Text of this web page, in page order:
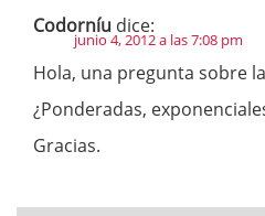
Codorníu dice:
junio 4, 2012 a las 7:08 pm
Hola, una pregunta sobre la
¿Ponderadas,
Gracias.